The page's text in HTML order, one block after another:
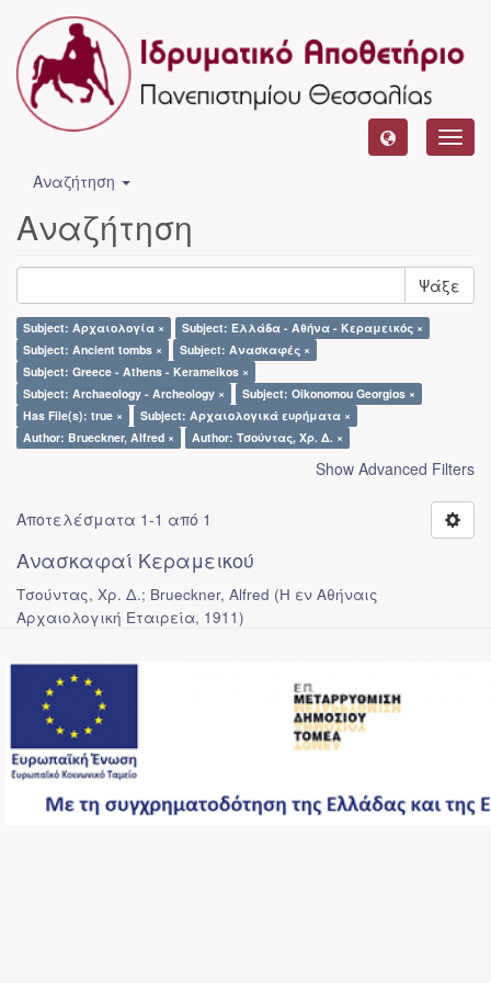
Αναζήτηση
Αναζήτηση
Ψάξε
Subject: Αρχαιολογία ×
Subject: Ελλάδα - Αθήνα - Κεραμεικός ×
Subject: Ancient tombs ×
Subject: Ανασκαφές ×
Subject: Greece - Athens - Kerameikos ×
Subject: Archaeology - Archeology ×
Subject: Oikonomou Georgios ×
Has File(s): true ×
Subject: Αρχαιολογικά ευρήματα ×
Author: Brueckner, Alfred ×
Author: Τσούντας, Χρ. Δ. ×
Show Advanced Filters
Αποτελέσματα 1-1 από 1
Ανασκαφαί Κεραμεικού
Τσούντας, Χρ. Δ.; Brueckner, Alfred (Η εν Αθήναις
Αρχαιολογική Εταιρεία, 1911)